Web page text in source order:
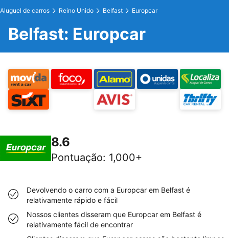
Aluguel de carros Reino Unido Belfast Europcar
Belfast: Europcar
8.6
Pontuação: 1,000+
Devolvendo o carro com a Europcar em Belfast é
relativamente rápido e fácil
Nossos clientes disseram que Europcar em Belfast é
relativamente fácil de encontrar